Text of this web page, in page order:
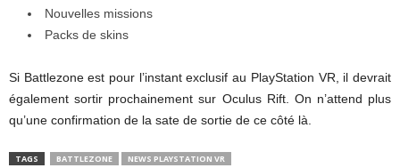
Nouvelles missions
Packs de skins
Si Battlezone est pour l’instant exclusif au PlayStation VR, il devrait
également sortir prochainement sur Oculus Rift. On n’attend plus
qu’une confirmation de la sate de sortie de ce côté là.
TAGS BATTLEZONE NEWS PLAYSTATION VR